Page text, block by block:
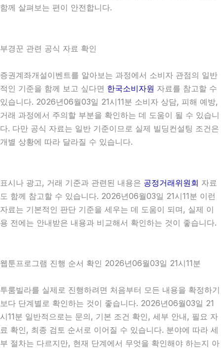
함께 살펴보는 편이 안전합니다.
부경꾼 관련 공식 자료 확인
증권계좌개설이벤트를 알아보는 과정에서 소비자 관점의 일반
적인 기준을 함께 보고 싶다면 한국소비자원 자료를 참고할 수
있습니다. 2026년06월03일 21시11분 소비자 상담, 피해 예방,
거래 과정에서 주의할 부분을 확인하는 데 도움이 될 수 있습니
다. 다만 공식 자료는 일반 기준이므로 실제 빌딩컨설팅 조건은
개별 상황에 따라 달라질 수 있습니다.
표시나 광고, 거래 기준과 관련된 내용은 공정거래위원회 자료
도 함께 참고할 수 있습니다. 2026년06월03일 21시11분 이런
자료는 기본적인 판단 기준을 세우는 데 도움이 되며, 실제 이
용 전에는 안내받은 내용과 비교해서 확인하는 것이 좋습니다.
웹툰프로그램 진행 순서 확인 2026년06월03일 21시11분
투룸빌라를 실제로 진행하려면 처음부터 모든 내용을 확정하기
보다 단계별로 확인하는 것이 좋습니다. 2026년06월03일 21
시11분 일반적으로는 문의, 기본 조건 확인, 세부 안내, 필요 자
료 확인, 최종 검토 순서로 이어질 수 있습니다. 분야에 따라 세
부 절차는 다르지만, 현재 단계에서 무엇을 확인해야 하는지 아